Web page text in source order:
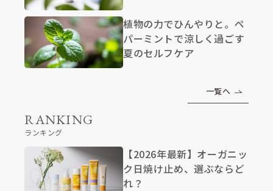
植物の力でひんやりと。ペ
パーミントで涼しく過ごす
夏のセルフケア
一覧へ
RANKING
ランキング
【2026年最新】オーガニッ
ク日焼け止め、選ぶならど
れ？